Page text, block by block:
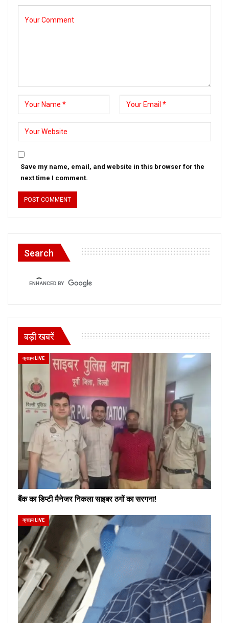
Save my name, email, and website in this browser for the
next time I comment.
Search
बड़ी खबरें
क्राइम LIVE
बैंक का डिप्टी मैनेजर निकला साइबर ठगों का सरगना!
क्राइम LIVE